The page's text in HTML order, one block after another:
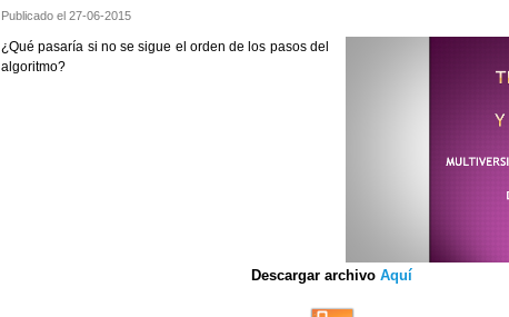
Publicado el 27-06-2015
¿Qué pasaría si no se sigue el orden de los pasos del
algoritmo?
Descargar archivo Aquí